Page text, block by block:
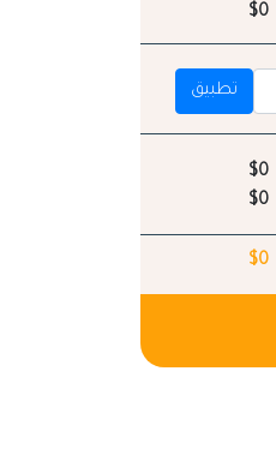
$0
تطبيق
$0
$0
$0